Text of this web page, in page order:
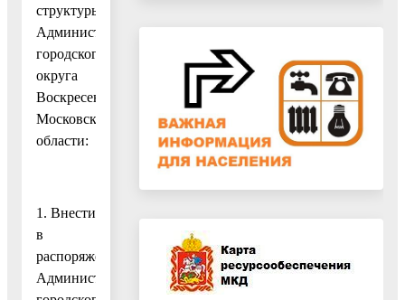
структуры
Администрации
городского
округа
Воскресенск
Московской
области:
1. Внести
в
распоряжение
Администрации